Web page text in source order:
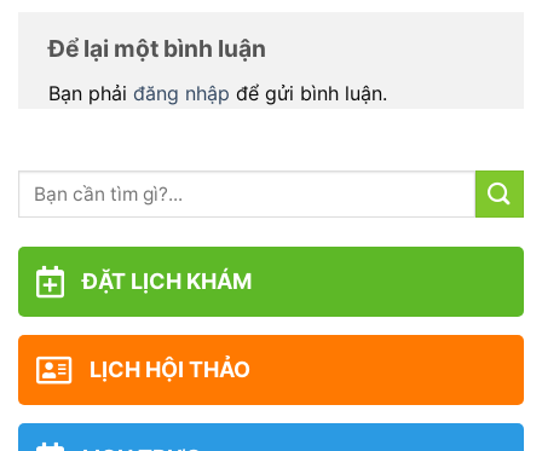
Để lại một bình luận
Bạn phải đăng nhập để gửi bình luận.
ĐẶT LỊCH KHÁM
LỊCH HỘI THẢO